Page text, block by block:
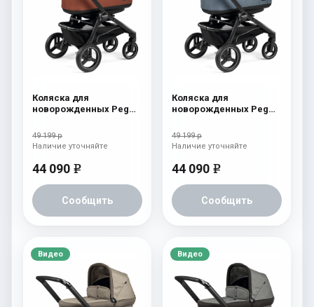
Коляска для
новорожденных Peg
Terracotta
49 199 р
44 090 e
Сообщить
Наличие уточняйте
Коляска для
новорожденных Peg
Horizon
49 199 р
44 090 e
Сообщить
Наличие уточняйте
Видео Видео